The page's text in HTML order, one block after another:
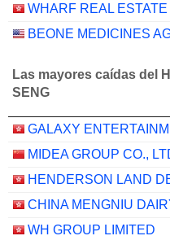
BEONE MEDICINES
Las mayores caídas del
SENG
MIDEA GROUP CO.,
WH GROUP LIMITED